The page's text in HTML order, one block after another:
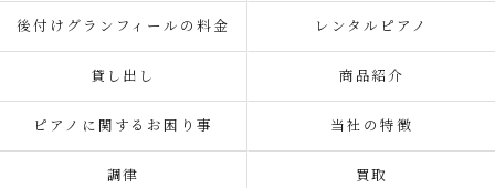
後付けグランフィールの料金 レンタルピアノ
貸し出し 商品紹介
ピアノに関するお困り事 当社の特徴
調律 買取